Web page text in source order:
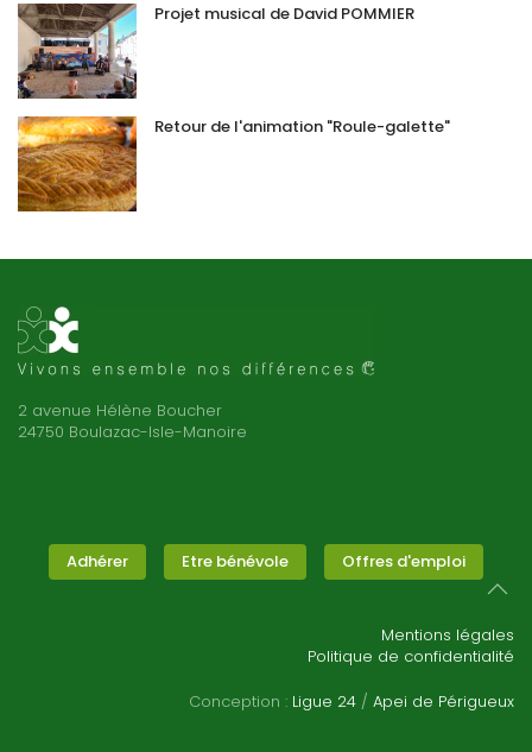
Projet musical de David POMMIER
Retour de l'animation "Roule-galette"
2 avenue Hélène Boucher
24750 Boulazac-Isle-Manoire
Adhérer Etre bénévole Offres d'emploi
Mentions légales
Politique de confidentialité
Conception : Ligue 24 / Apei de Périgueux